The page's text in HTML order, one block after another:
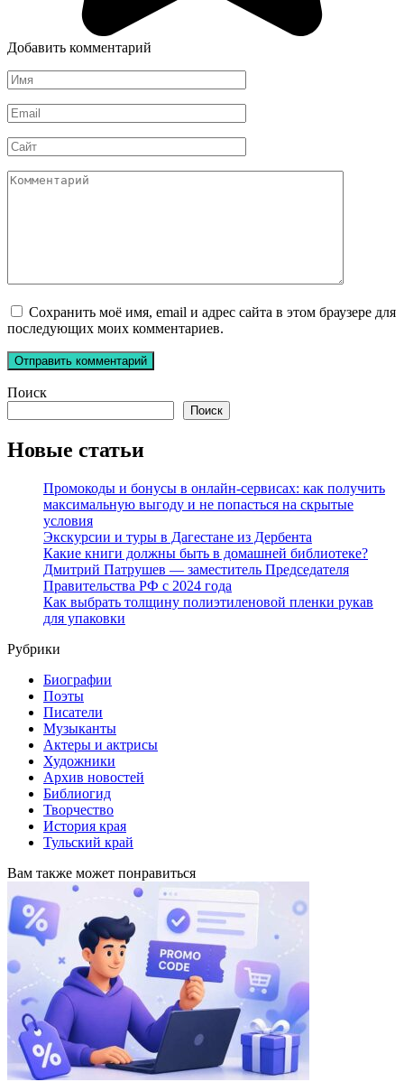
Добавить комментарий
Имя
*
Email
*
Сайт
Комментарий
Сохранить моё имя, email и адрес сайта в этом браузере для
последующих моих комментариев.
Поиск
Поиск
Новые статьи
Промокоды и бонусы в онлайн-сервисах: как получить
максимальную выгоду и не попасться на скрытые
условия
Экскурсии и туры в Дагестане из Дербента
Какие книги должны быть в домашней библиотеке?
Дмитрий Патрушев — заместитель Председателя
Правительства РФ с 2024 года
Как выбрать толщину полиэтиленовой пленки рукав
для упаковки
Рубрики
Биографии
Поэты
Писатели
Музыканты
Актеры и актрисы
Художники
Архив новостей
Библиогид
Творчество
История края
Тульский край
Вам также может понравиться